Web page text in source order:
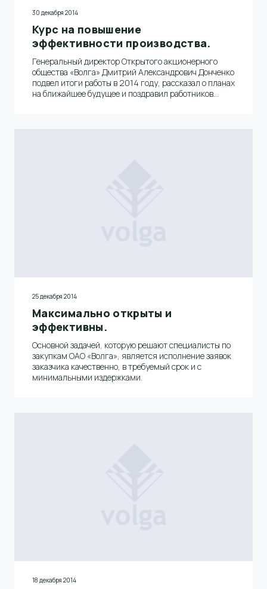
30 декабря 2014
Курс на повышение
эффективности производства.
Генеральный директор Открытого акционерного
общества «Волга» Дмитрий Александрович Донченко
подвел итоги работы в 2014 году, рассказал о планах
на ближайшее будущее и поздравил работников
25 декабря 2014
Максимально открыты и
эффективны.
Основной задачей, которую решают специалисты по
закупкам ОАО «Волга», является исполнение заявок
заказчика качественно, в требуемый срок и с
минимальными издержками.
18 декабря 2014